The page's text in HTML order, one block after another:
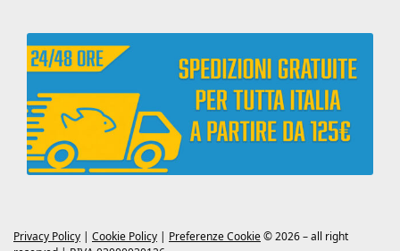
Privacy Policy | Cookie Policy | Preferenze Cookie© 2026 – all right